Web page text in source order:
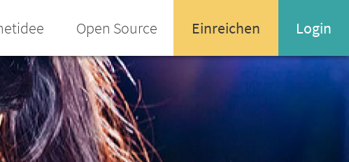
Open Source Einreichen Login
Name oder Email-Adresse
Enter your username or email address
Passwort